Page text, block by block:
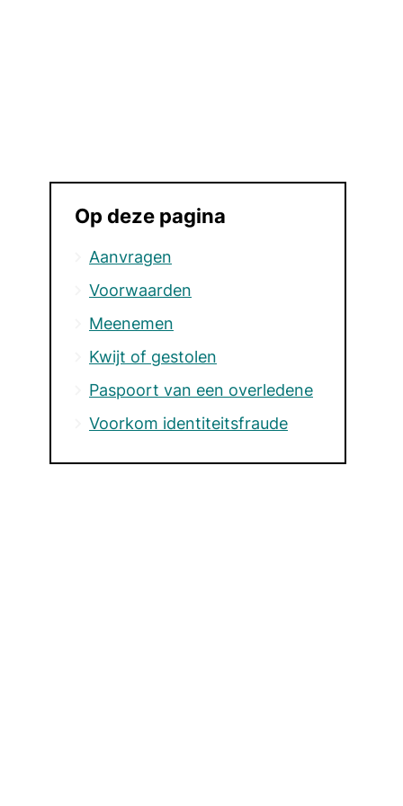
Op deze pagina
Aanvragen
Voorwaarden
Meenemen
Kwijt of gestolen
Paspoort van een overledene
Voorkom identiteitsfraude